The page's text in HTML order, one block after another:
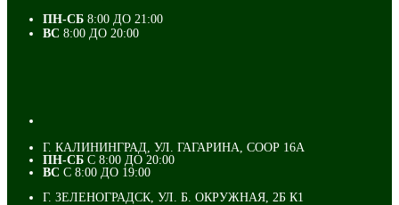
ПН-СБ 8:00 ДО 21:00
ВС 8:00 ДО 20:00
Г. КАЛИНИНГРАД, УЛ. ГАГАРИНА, СООР 16А
ПН-СБ С 8:00 ДО 20:00
ВС С 8:00 ДО 19:00
Г. ЗЕЛЕНОГРАДСК, УЛ. Б. ОКРУЖНАЯ, 2Б К1